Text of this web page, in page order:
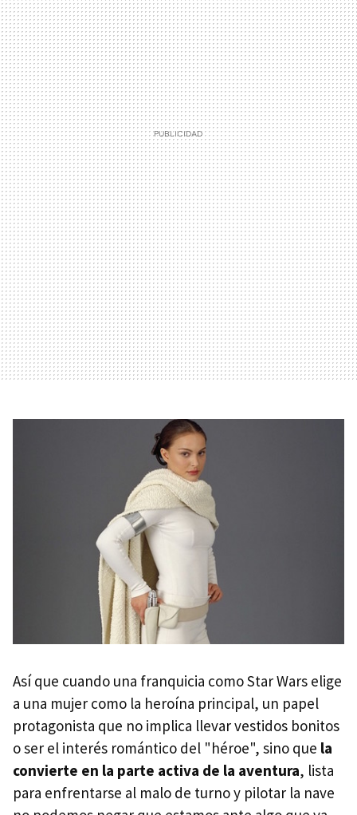
Así que cuando una franquicia como Star Wars elige
a una mujer como la heroína principal, un papel
protagonista que no implica llevar vestidos bonitos
o ser el interés romántico del "héroe", sino que la
convierte en la parte activa de la aventura, lista
para enfrentarse al malo de turno y pilotar la nave